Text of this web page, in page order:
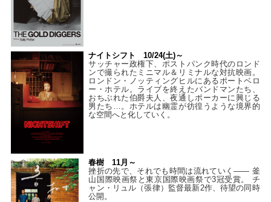
ナイトシフト 10/24(土)～
サッチャー政権下、ポストパンク時代のロンド
ンで撮られたミニマル＆リミナルな対抗映画。
ロンドン・ノッティングヒルにあるポートベロ
ー・ホテル。ライブを終えたバンドマンたち、
おちぶれた伯爵夫人、夜通しポーカーに興じる
男たち…。ホテルは幽霊が彷徨うような境界的
な空間へと化していく。
春樹 11月～
挫折の先で、それでも時間は流れていく—— 釜
山国際映画祭と東京国際映画祭で3冠受賞。 チ
ャン・リュル（張律）監督最新2作、待望の同時
公開。